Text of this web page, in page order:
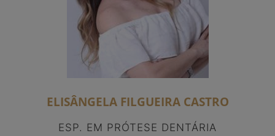
ELISÂNGELA FILGUEIRA CASTRO
ESP. EM PRÓTESE DENTÁRIA